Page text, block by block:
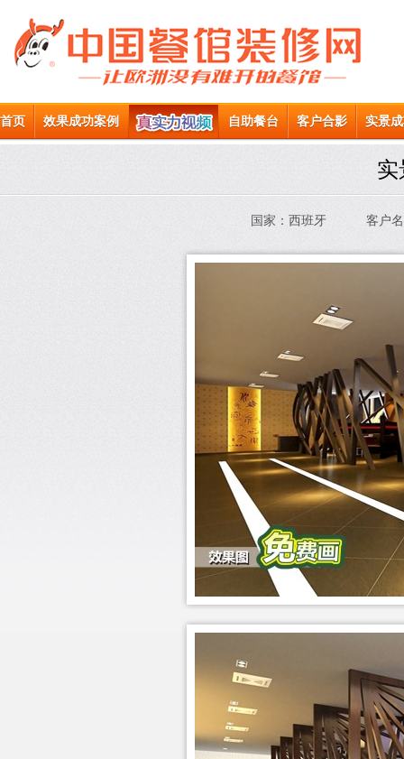
首页 效果成功案例 自助餐台 客户合影 实景
实
国家：西班牙 客户